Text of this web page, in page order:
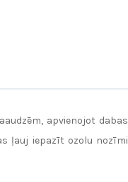
apvienojot dabas
ļauj iepazīt ozolu nozīmi